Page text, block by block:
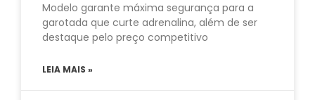
Modelo garante máxima segurança para a
garotada que curte adrenalina, além de ser
destaque pelo preço competitivo
LEIA MAIS »